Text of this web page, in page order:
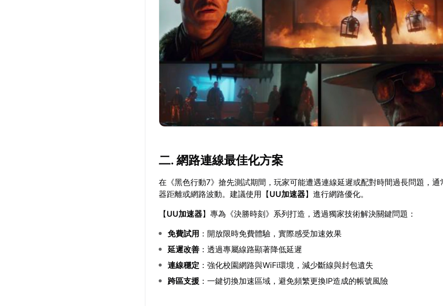
二. 網路連線最佳化方案
在《黑色行動7》搶先測試期間，玩家可能遭遇連線延遲或配對時間過長問題，通
器距離或網路波動。建議使用【UU加速器】進行網路優化。
【UU加速器】專為《決勝時刻》系列打造，透過獨家技術解決關鍵問題：
免費試用 ：開放限時免費體驗，實際感受加速效果
延遲改善 ：透過專屬線路顯著降低延遲
連線穩定 ：強化校園網路與WiFi環境，減少斷線與封包遺失
跨區支援 ：一鍵切換加速區域，避免頻繁更換IP造成的帳號風險